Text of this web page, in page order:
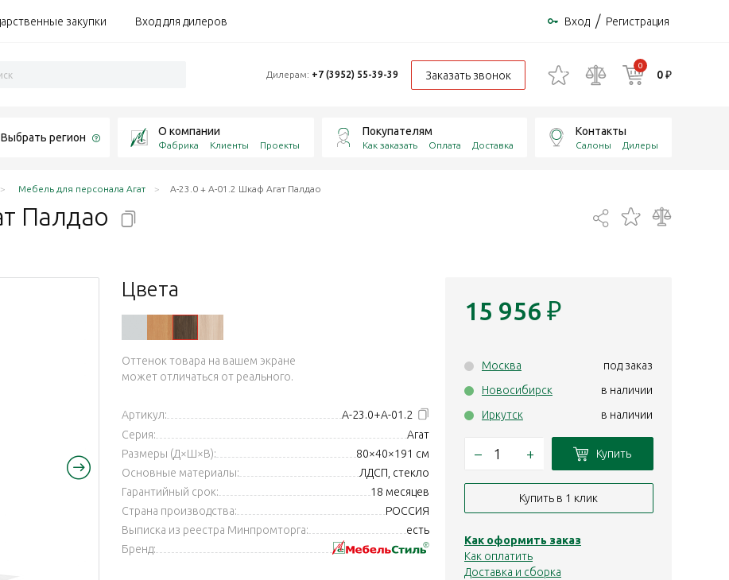
закупки Вход для дилеров Вход / Регистрация
Дилерам: +7 (3952) 55-39-39 Заказать звонок
0
0 ₽
Выбрать регион
О компании
Фабрика Клиенты Проекты
Покупателям
Как заказать Оплата Доставка
Контакты
Салоны Дилеры
Мебель для персонала Агат А-23.0 + А-01.2 Шкаф Агат Палдао
Палдао
Цвета
Оттенок товара на вашем экране
может отличаться от реального.
Артикул:
А-23.0+А-01.2
Серия:
Агат
Размеры (Д×Ш×В):
80×40×191 см
Основные материалы:
ЛДСП, стекло
Гарантийный срок:
18 месяцев
Страна производства:
РОССИЯ
Выписка из реестра Минпромторга:
есть
Бренд:
15 956 ₽
Москва
под заказ
Новосибирск
в наличии
Иркутск
в наличии
– + Купить
Купить в 1 клик
Как оформить заказ
Как оплатить
Доставка и сборка